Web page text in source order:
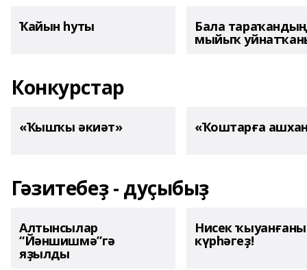
Ҡайын һуты Бала тараҡандың
мыйыҡ
Конкурстар
«Ҡышҡы әкиәт» «Ҡоштарға
Гәзитебеҙ - дуҫыбыҙ
Алтынсылар
“Йәншишмә”гә
яҙылды
Нисек
күрһәгеҙ!